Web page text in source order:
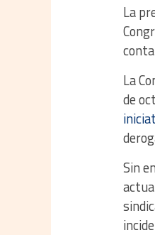
La
La
de
Sin